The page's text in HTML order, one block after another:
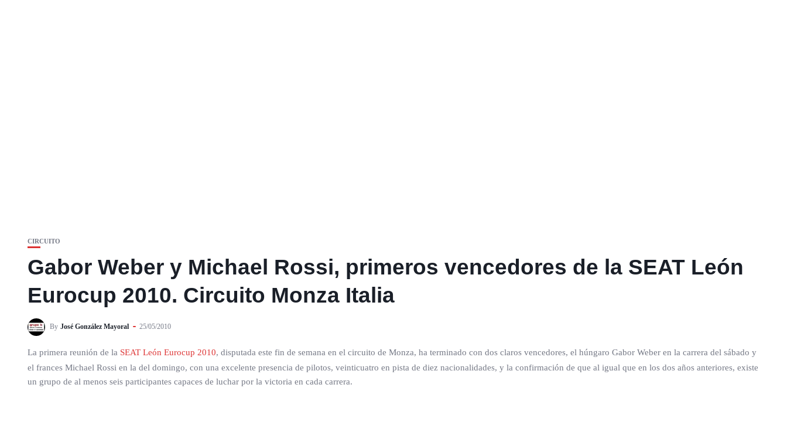
CIRCUITO
Gabor Weber y Michael Rossi, primeros vencedores de la SEAT León
Eurocup 2010. Circuito Monza Italia
By José González Mayoral 25/05/2010
La primera reunión de la SEAT León Eurocup 2010, disputada este fin de semana en el circuito de Monza, ha terminado con dos claros vencedores, el húngaro Gabor Weber en la carrera del sábado y
el frances Michael Rossi en la del domingo, con una excelente presencia de pilotos, veinticuatro en pista de diez nacionalidades, y la confirmación de que al igual que en los dos años anteriores, existe
un grupo de al menos seis participantes capaces de luchar por la victoria en cada carrera.